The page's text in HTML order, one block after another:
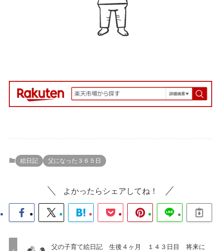
絵日記 父になった３６５日
よかったらシェアしてね！
父の子育て絵日記 生後４ヶ月 １４３日目 将来に